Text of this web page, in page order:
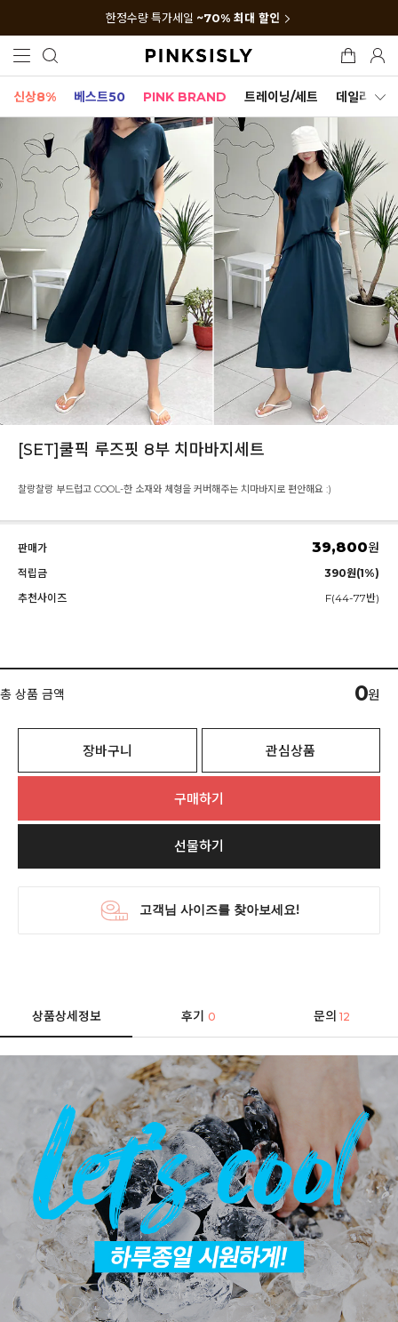
한정수량 특가세일 ~70% 최대 할인
신상8% 베스트50 PINK BRAND 트레이닝/세트 데일리세트
[SET]쿨픽 루즈핏 8부 치마바지세트
찰랑찰랑 부드럽고 COOL-한 소재와 체형을 커버해주는 치마바지로 편안해요 :)
판매가 39,800원
적립금
390원(1%)
추천사이즈
F(44-77반)
총 상품 금액 0원
장바구니 관심상품
구매하기
선물하기
상품상세정보 후기0 문의 12